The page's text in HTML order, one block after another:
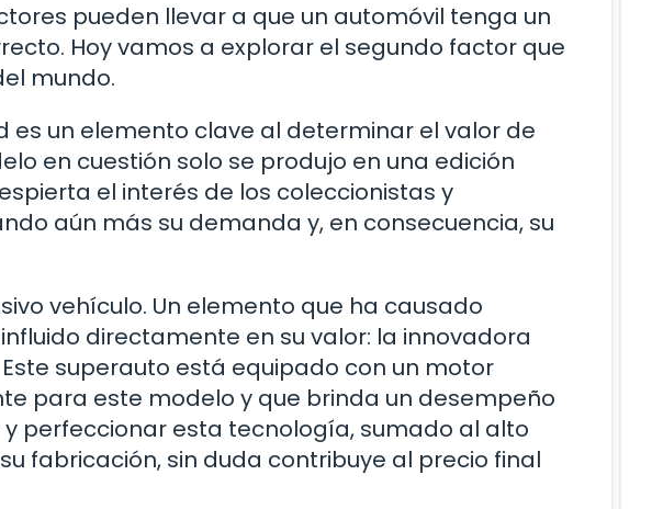
pueden llevar a que un automóvil tenga un
Hoy vamos a explorar el segundo factor que
mundo.
es un elemento clave al determinar el valor de
en cuestión solo se produjo en una edición
el interés de los coleccionistas y
aún más su demanda y, en consecuencia, su
vehículo. Un elemento que ha causado
directamente en su valor: la innovadora
superauto está equipado con un motor
para este modelo y que brinda un desempeño
perfeccionar esta tecnología, sumado al alto
fabricación, sin duda contribuye al precio final